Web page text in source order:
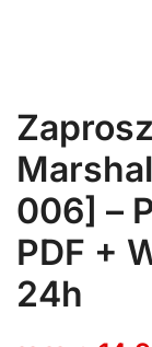
006] –
PDF +
24h